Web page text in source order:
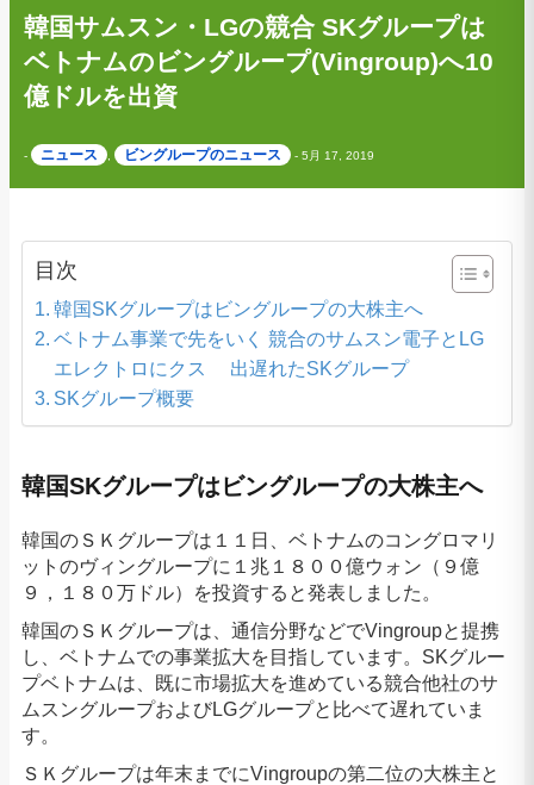
韓国サムスン・LGの競合 SKグループは
ベトナムのビングループ(Vingroup)へ10
億ドルを出資
- ニュース ビングループのニュース - 5月 17, 2019
目次
韓国SKグループはビングループの大株主へ
ベトナム事業で先をいく 競合のサムスン電子とLG
エレクトロにクス 出遅れたSKグループ
SKグループ概要
韓国SKグループはビングループの大株主へ
韓国のＳＫグループは１１日、ベトナムのコングロマリ
ットのヴィングループに１兆１８００億ウォン（９億
９，１８０万ドル）を投資すると発表しました。
韓国のＳＫグループは、通信分野などでVingroupと提携
し、ベトナムでの事業拡大を目指しています。SKグルー
プベトナムは、既に市場拡大を進めている競合他社のサ
ムスングループおよびLGグループと比べて遅れていま
す。
ＳＫグループは年末までにVingroupの第二位の大株主と